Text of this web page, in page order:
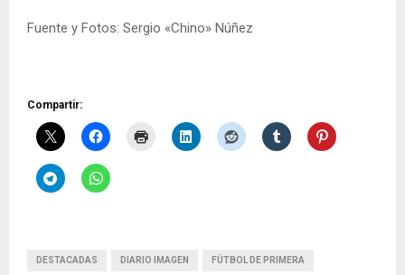
Fuente y Fotos: Sergio «Chino» Núñez
Compartir:
DESTACADAS DIARIO IMAGEN FÚTBOL DE PRIMERA